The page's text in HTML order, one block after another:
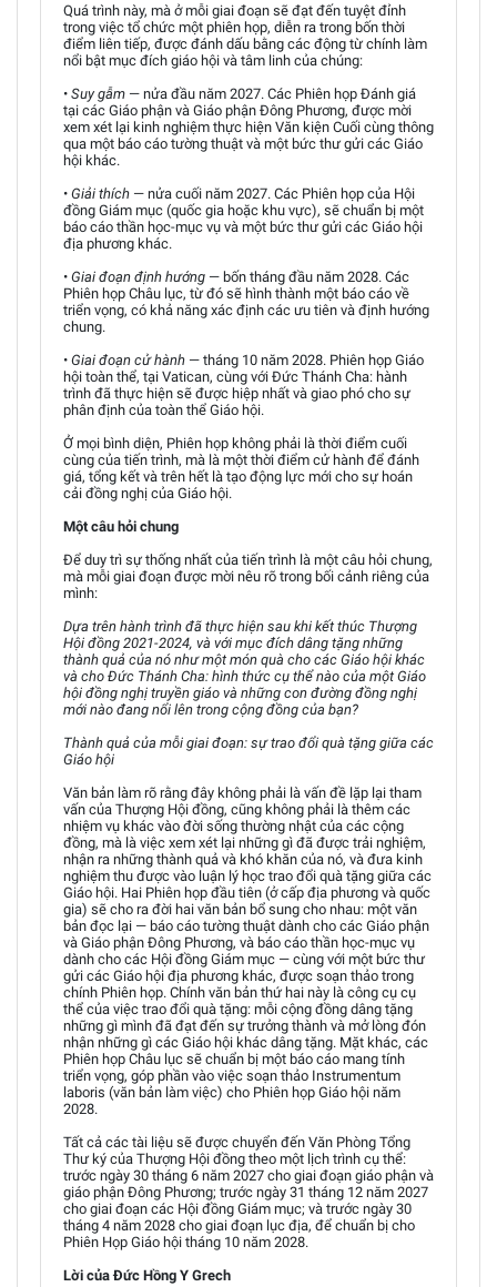
Quá trình này, mà ở mỗi giai đoạn sẽ đạt đến tuyệt đỉnh
trong việc tổ chức một phiên họp, diễn ra trong bốn thời
điểm liên tiếp, được đánh dấu bằng các động từ chính làm
nổi bật mục đích giáo hội và tâm linh của chúng:
• Suy gẫm — nửa đầu năm 2027. Các Phiên họp Đánh giá
tại các Giáo phận và Giáo phận Đông Phương, được mời
xem xét lại kinh nghiệm thực hiện Văn kiện Cuối cùng thông
qua một báo cáo tường thuật và một bức thư gửi các Giáo
hội khác.
• Giải thích — nửa cuối năm 2027. Các Phiên họp của Hội
đồng Giám mục (quốc gia hoặc khu vực), sẽ chuẩn bị một
báo cáo thần học-mục vụ và một bức thư gửi các Giáo hội
địa phương khác.
• Giai đoạn định hướng — bốn tháng đầu năm 2028. Các
Phiên họp Châu lục, từ đó sẽ hình thành một báo cáo về
triển vọng, có khả năng xác định các ưu tiên và định hướng
chung.
• Giai đoạn cử hành — tháng 10 năm 2028. Phiên họp Giáo
hội toàn thể, tại Vatican, cùng với Đức Thánh Cha: hành
trình đã thực hiện sẽ được hiệp nhất và giao phó cho sự
phân định của toàn thể Giáo hội.
Ở mọi bình diện, Phiên họp không phải là thời điểm cuối
cùng của tiến trình, mà là một thời điểm cử hành để đánh
giá, tổng kết và trên hết là tạo động lực mới cho sự hoán
cải đồng nghị của Giáo hội.
Một câu hỏi chung
Để duy trì sự thống nhất của tiến trình là một câu hỏi chung,
mà mỗi giai đoạn được mời nêu rõ trong bối cảnh riêng của
mình:
Dựa trên hành trình đã thực hiện sau khi kết thúc Thượng
Hội đồng 2021-2024, và với mục đích dâng tặng những
thành quả của nó như một món quà cho các Giáo hội khác
và cho Đức Thánh Cha: hình thức cụ thể nào của một Giáo
hội đồng nghị truyền giáo và những con đường đồng nghị
mới nào đang nổi lên trong cộng đồng của bạn?
Thành quả của mỗi giai đoạn: sự trao đổi quà tặng giữa các
Giáo hội
Văn bản làm rõ rằng đây không phải là vấn đề lặp lại tham
vấn của Thượng Hội đồng, cũng không phải là thêm các
nhiệm vụ khác vào đời sống thường nhật của các cộng
đồng, mà là việc xem xét lại những gì đã được trải nghiệm,
nhận ra những thành quả và khó khăn của nó, và đưa kinh
nghiệm thu được vào luận lý học trao đổi quà tặng giữa các
Giáo hội. Hai Phiên họp đầu tiên (ở cấp địa phương và quốc
gia) sẽ cho ra đời hai văn bản bổ sung cho nhau: một văn
bản đọc lại — báo cáo tường thuật dành cho các Giáo phận
và Giáo phận Đông Phương, và báo cáo thần học-mục vụ
dành cho các Hội đồng Giám mục — cùng với một bức thư
gửi các Giáo hội địa phương khác, được soạn thảo trong
chính Phiên họp. Chính văn bản thứ hai này là công cụ cụ
thể của việc trao đổi quà tặng: mỗi cộng đồng dâng tặng
những gì mình đã đạt đến sự trưởng thành và mở lòng đón
nhận những gì các Giáo hội khác dâng tặng. Mặt khác, các
Phiên họp Châu lục sẽ chuẩn bị một báo cáo mang tính
triển vọng, góp phần vào việc soạn thảo Instrumentum
laboris (văn bản làm việc) cho Phiên họp Giáo hội năm
2028.
Tất cả các tài liệu sẽ được chuyển đến Văn Phòng Tổng
Thư ký của Thượng Hội đồng theo một lịch trình cụ thể:
trước ngày 30 tháng 6 năm 2027 cho giai đoạn giáo phận và
giáo phận Đông Phương; trước ngày 31 tháng 12 năm 2027
cho giai đoạn các Hội đồng Giám mục; và trước ngày 30
tháng 4 năm 2028 cho giai đoạn lục địa, để chuẩn bị cho
Phiên Họp Giáo hội tháng 10 năm 2028.
Lời của Đức Hồng Y Grech